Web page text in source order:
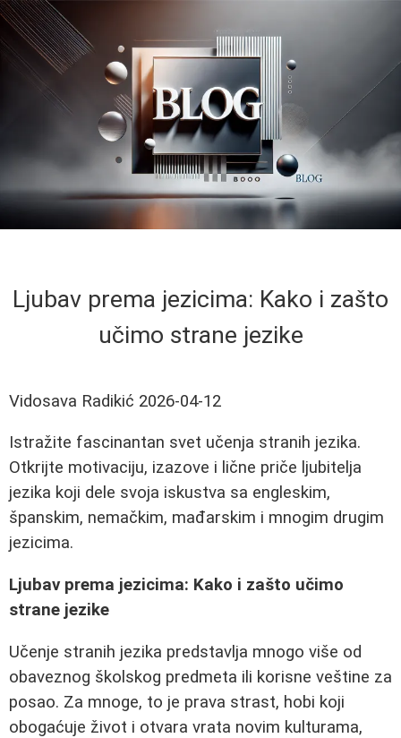
Ljubav prema jezicima: Kako i zašto
učimo strane jezike
Vidosava Radikić 2026-04-12
Istražite fascinantan svet učenja stranih jezika.
Otkrijte motivaciju, izazove i lične priče ljubitelja
jezika koji dele svoja iskustva sa engleskim,
španskim, nemačkim, mađarskim i mnogim drugim
jezicima.
Ljubav prema jezicima: Kako i zašto učimo
strane jezike
Učenje stranih jezika predstavlja mnogo više od
obaveznog školskog predmeta ili korisne veštine za
posao. Za mnoge, to je prava strast, hobi koji
obogaćuje život i otvara vrata novim kulturama,